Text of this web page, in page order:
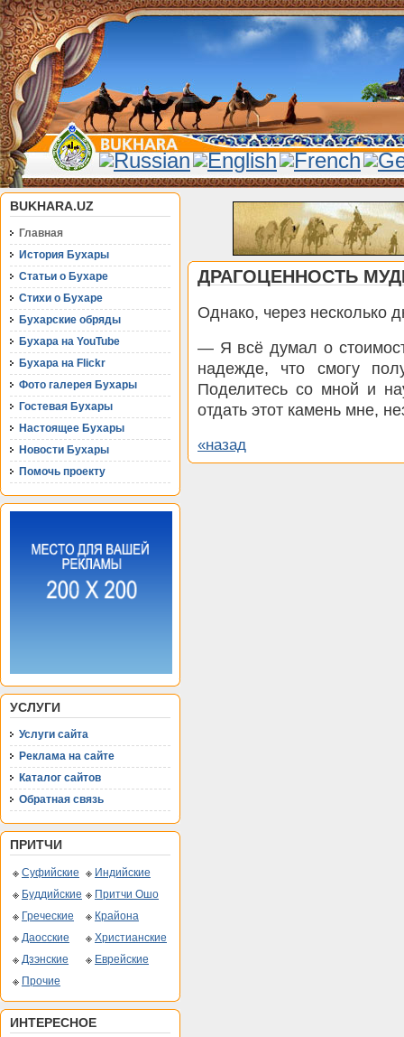
BUKHARA.UZ
Главная
История Бухары
Статьи о Бухаре
Стихи о Бухаре
Бухарские обряды
Бухара на YouTube
Бухара на Flickr
Фото галерея Бухары
Гостевая Бухары
Настоящее Бухары
Новости Бухары
Помочь проекту
УСЛУГИ
Услуги сайта
Реклама на сайте
Каталог сайтов
Обратная связь
ПРИТЧИ
Суфийские
Индийские
Буддийские
Притчи Ошо
Греческие
Крайона
Даосские
Христианские
Дзэнские
Еврейские
Прочие
ИНТЕРЕСНОЕ
ДРАГОЦЕННОСТЬ
Однако, через несколько
— Я всё думал о
надежде, что смогу
Поделитесь со мной и
отдать этот камень мне,
«назад